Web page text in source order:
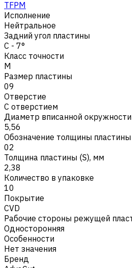
TFPM
Исполнение
Нейтральное
Задний угол пластины
C - 7°
Класс точности
M
Размер пластины
09
Отверстие
С отверстием
Диаметр вписанной
5,56
Обозначение толщины пластины
02
Толщина пластины (S), мм
2,38
Количество в упаковке
10
Покрытие
CVD
Рабочие стороны режущей
Односторонняя
Особенности
Нет значения
Бренд